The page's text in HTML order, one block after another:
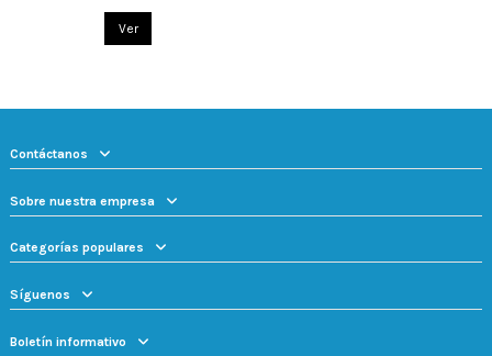
Ver
Contáctanos
Sobre nuestra empresa
Categorías populares
Síguenos
Boletín informativo